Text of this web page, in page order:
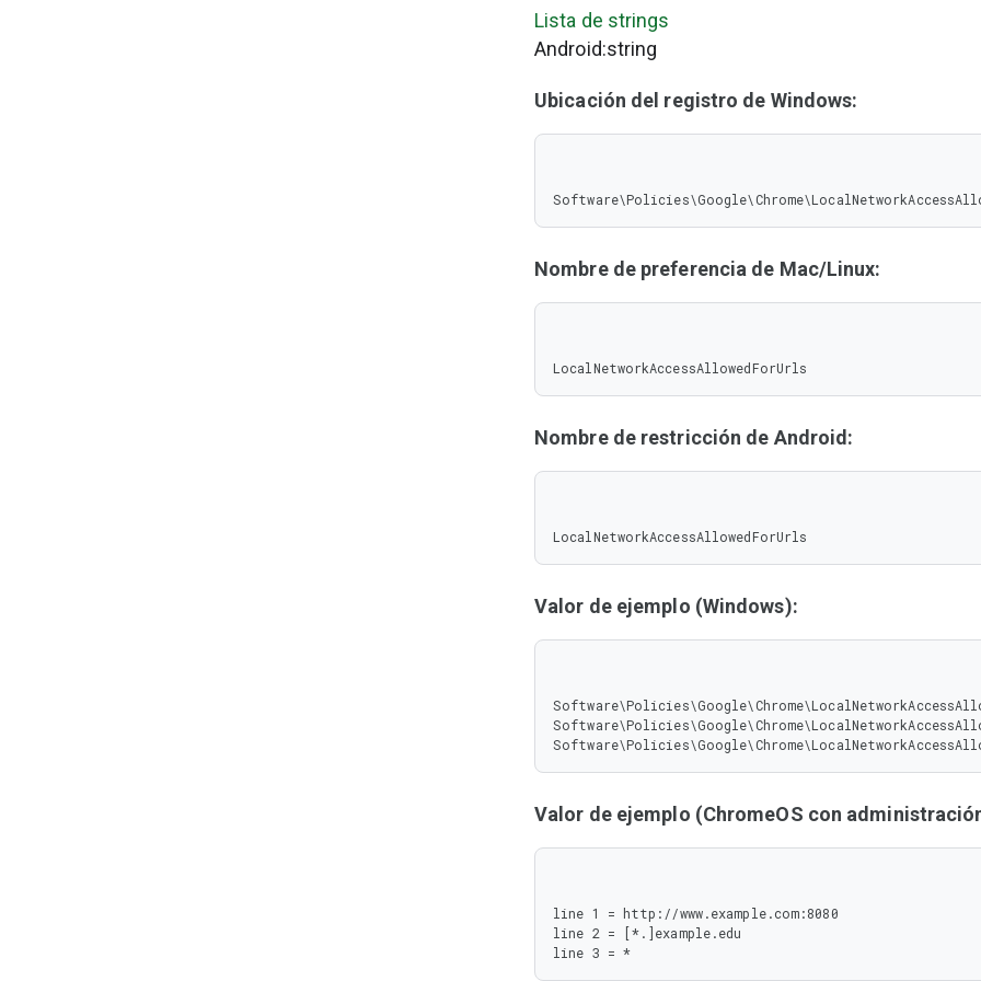
Lista de strings
Android:string
Ubicación del registro de Windows:
Nombre de preferencia de Mac/Linux:
LocalNetworkAccessAllowedForUrls
Nombre de restricción de Android:
LocalNetworkAccessAllowedForUrls
Valor de ejemplo (Windows):
Valor de ejemplo (ChromeOS con
line 1 = http://www.example.com:8080
line 2 = [*.]example.edu
line 3 = *